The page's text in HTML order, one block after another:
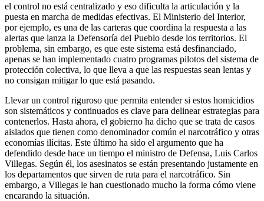
el control no está centralizado y eso dificulta la articulación y la
puesta en marcha de medidas efectivas. El Ministerio del Interior,
por ejemplo, es una de las carteras que coordina la respuesta a las
alertas que lanza la Defensoría del Pueblo desde los territorios. El
problema, sin embargo, es que este sistema está desfinanciado,
apenas se han implementado cuatro programas pilotos del sistema de
protección colectiva, lo que lleva a que las respuestas sean lentas y
no consigan mitigar lo que está pasando.
Llevar un control riguroso que permita entender si estos homicidios
son sistemáticos y continuados es clave para delinear estrategias para
contenerlos. Hasta ahora, el gobierno ha dicho que se trata de casos
aislados que tienen como denominador común el narcotráfico y otras
economías ilícitas. Este último ha sido el argumento que ha
defendido desde hace un tiempo el ministro de Defensa, Luis Carlos
Villegas. Según él, los asesinatos se están presentando justamente en
los departamentos que sirven de ruta para el narcotráfico. Sin
embargo, a Villegas le han cuestionado mucho la forma cómo viene
encarando la situación.